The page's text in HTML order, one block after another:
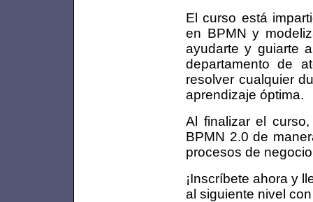
El curso está
en BPMN y
ayudarte y guiarte
departamento de
resolver cualquier
aprendizaje óptima.
Al finalizar el
BPMN 2.0 de
procesos de
¡Inscríbete ahora y
al siguiente nivel